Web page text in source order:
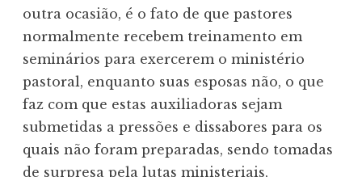
outra ocasião, é o fato de que pastores
normalmente recebem treinamento em
seminários para exercerem o ministério
pastoral, enquanto suas esposas não, o que
faz com que estas auxiliadoras sejam
submetidas a pressões e dissabores para os
quais não foram preparadas, sendo tomadas
de surpresa pela lutas ministeriais,